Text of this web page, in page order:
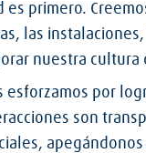
es primero.
las
nuestra
esforzamos por
son